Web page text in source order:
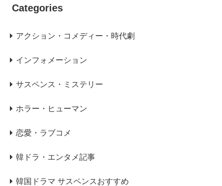
Categories
アクション・コメディー・時代劇
インフォメーション
サスペンス・ミステリー
ホラー・ヒューマン
恋愛・ラブコメ
韓ドラ・エンタメ記事
韓国ドラマ サスペンスおすすめ